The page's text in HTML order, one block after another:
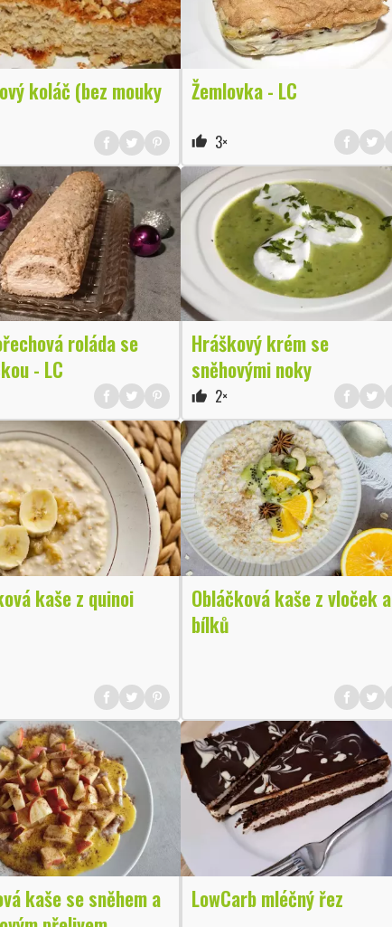
koláč (bez mouky
Žemlovka - LC
thumb_up 3×
roláda se
- LC
Hráškový krém se
sněhovými noky
thumb_up 2×
kaše z quinoi
Obláčková kaše z vloček a
bílků
kaše se sněhem a
LowCarb mléčný řez